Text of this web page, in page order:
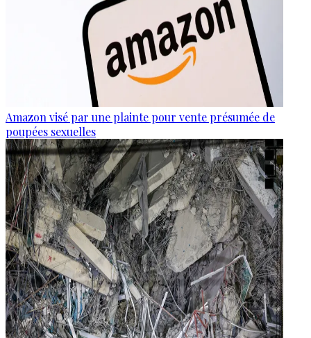
Amazon visé par une plainte pour vente présumée de
poupées sexuelles